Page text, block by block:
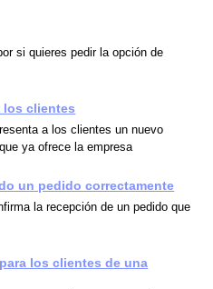
si quieres pedir la opción de
los clientes
a los clientes un nuevo
ya ofrece la empresa
un pedido correctamente
la recepción de un pedido que
los clientes de una